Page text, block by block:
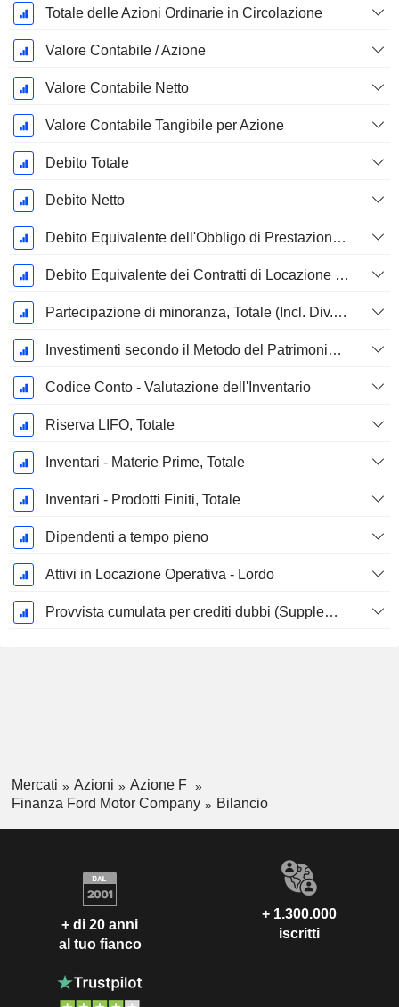
Totale delle Azioni Ordinarie in Circolazione
Valore Contabile / Azione
Valore Contabile Netto
Valore Contabile Tangibile per Azione
Debito Totale
Debito Netto
Debito Equivalente dell'Obbligo di Prestazione Progettata Non Finanziata
Debito Equivalente dei Contratti di Locazione Operativi
Partecipazione di minoranza, Totale (Incl. Div. Fin)
Investimenti secondo il Metodo del Patrimonio Netto, Totale
Codice Conto - Valutazione dell'Inventario
Riserva LIFO, Totale
Inventari - Materie Prime, Totale
Inventari - Prodotti Finiti, Totale
Dipendenti a tempo pieno
Attivi in Locazione Operativa - Lordo
Provvista cumulata per crediti dubbi (Supplemento)
Mercati Azioni
Azione F
Finanza Ford Motor Company
Bilancio
+ di 20 anni
al tuo fianco
+ 1.300.000
iscritti